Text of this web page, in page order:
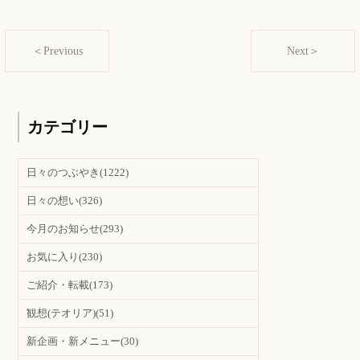
＜Previous Next＞
カテゴリー
日々のつぶやき(1222)
日々の想い(326)
今月のお知らせ(293)
お気に入り(230)
ご紹介・転載(173)
観想(テオリア)(51)
新企画・新メニュー(30)